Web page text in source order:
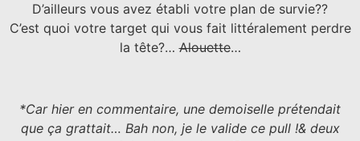
D’ailleurs vous avez établi votre plan de survie??
C’est quoi votre target qui vous fait littéralement perdre
la tête?…Alouette…
*Car hier en commentaire, une demoiselle prétendait
que ça grattait… Bah non, je le valide ce pull !& deux